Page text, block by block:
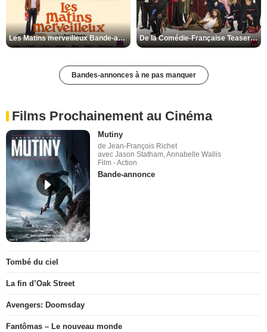
Les Matins merveilleux Bande-annonce VF De la Comédie-Française Teaser VF
Bandes-annonces à ne pas manquer
Films Prochainement au Cinéma
Mutiny
de Jean-François Richet
avec Jason Statham, Annabelle Wallis
Film - Action
Bande-annonce
Tombé du ciel
La fin d’Oak Street
Avengers: Doomsday
Fantômas – Le nouveau monde